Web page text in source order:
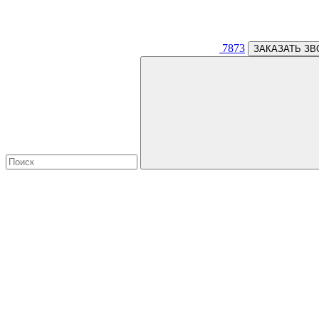
7873 ЗАКАЗАТЬ